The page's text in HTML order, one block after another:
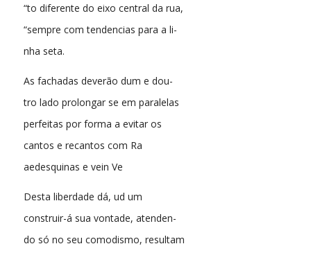
“to diferente do eixo central da rua,
“sempre com tendencias para a li-
nha seta.
As fachadas deverão dum e dou-
tro lado prolongar se em paralelas
perfeitas por forma a evitar os
cantos e recantos com Ra
aedesquinas e vein Ve
Desta liberdade dá, ud um
construir-á sua vontade, atenden-
do só no seu comodismo, resultam